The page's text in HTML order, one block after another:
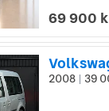
69 900
2008 39